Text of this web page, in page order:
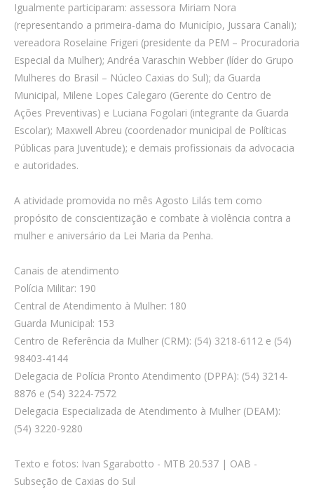
Igualmente participaram: assessora Miriam Nora
(representando a primeira-dama do Município, Jussara Canali);
vereadora Roselaine Frigeri (presidente da PEM – Procuradoria
Especial da Mulher); Andréa Varaschin Webber (líder do Grupo
Mulheres do Brasil – Núcleo Caxias do Sul); da Guarda
Municipal, Milene Lopes Calegaro (Gerente do Centro de
Ações Preventivas) e Luciana Fogolari (integrante da Guarda
Escolar); Maxwell Abreu (coordenador municipal de Políticas
Públicas para Juventude); e demais profissionais da advocacia
e autoridades.
A atividade promovida no mês Agosto Lilás tem como
propósito de conscientização e combate à violência contra a
mulher e aniversário da Lei Maria da Penha.
Canais de atendimento
Polícia Militar: 190
Central de Atendimento à Mulher: 180
Guarda Municipal: 153
Centro de Referência da Mulher (CRM): (54) 3218-6112 e (54)
98403-4144
Delegacia de Polícia Pronto Atendimento (DPPA): (54) 3214-
8876 e (54) 3224-7572
Delegacia Especializada de Atendimento à Mulher (DEAM):
(54) 3220-9280
Texto e fotos: Ivan Sgarabotto - MTB 20.537 | OAB -
Subseção de Caxias do Sul